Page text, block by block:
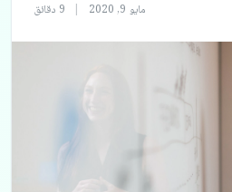
مايو 9, 2020 9 دقائق